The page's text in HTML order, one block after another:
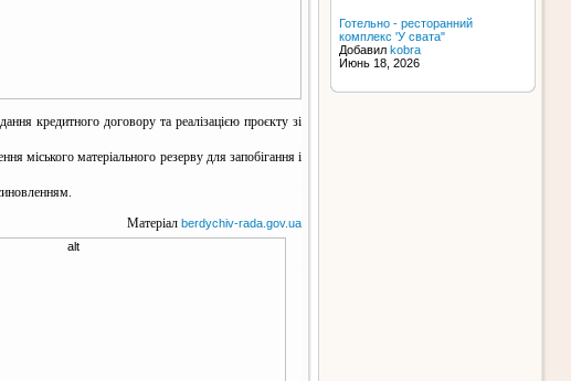
кредитного договору та реалізацією проєкту зі
міського матеріального резерву для запобігання і
Матеріал berdychiv-rada.gov.ua
Готельно - ресторанний
комплекс 'У свата"
Добавил kobra
Июнь 18, 2026